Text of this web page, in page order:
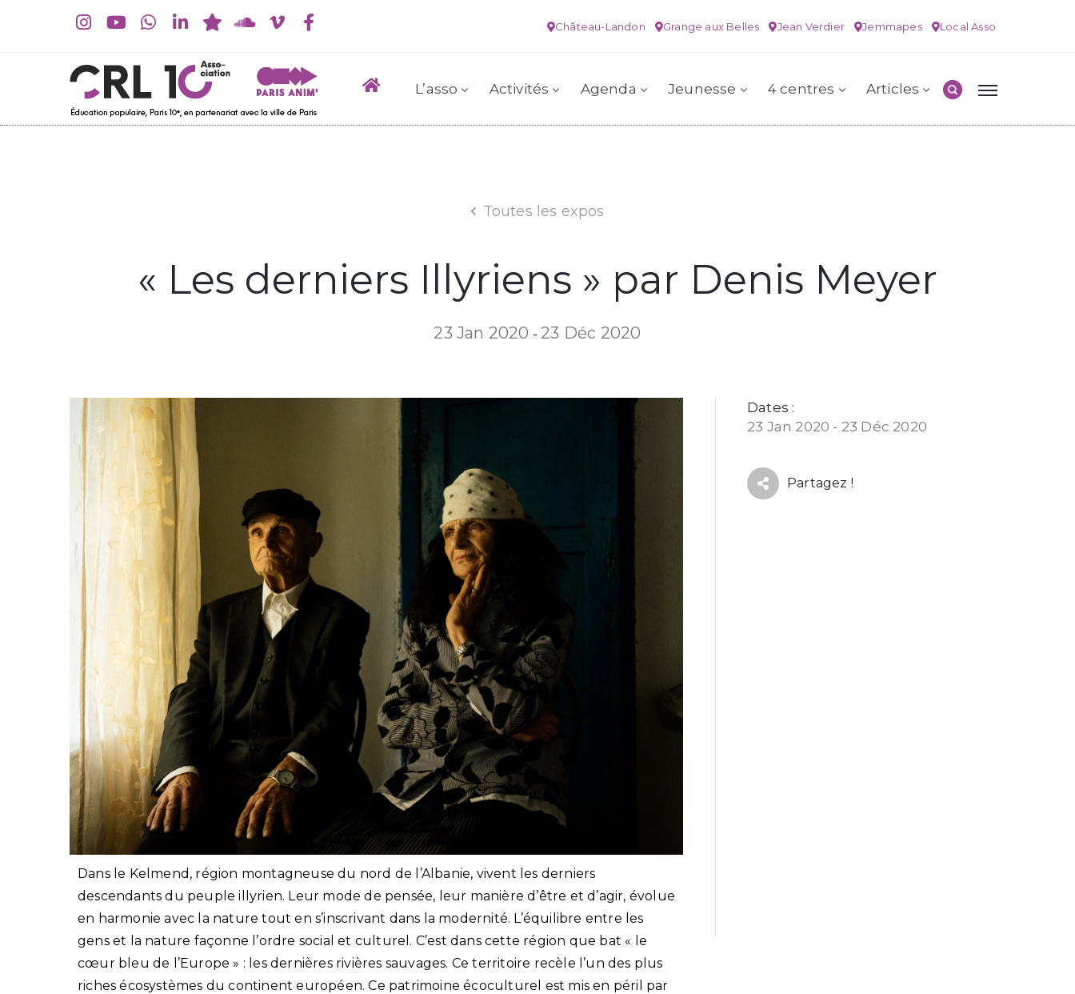
Château-Landon Grange aux Belles Jean Verdier Jemmapes Local Asso
L’asso Activités Agenda Jeunesse 4 centres Articles
Toutes les expos
« Les derniers Illyriens » par Denis Meyer
23 Jan 2020 - 23 Déc 2020
Dans le Kelmend, région montagneuse du nord de l’Albanie, vivent les derniers
descendants du peuple illyrien. Leur mode de pensée, leur manière d’être et d’agir, évolue
en harmonie avec la nature tout en s’inscrivant dans la modernité. L’équilibre entre les
gens et la nature façonne l’ordre social et culturel. C’est dans cette région que bat « le
cœur bleu de l’Europe » : les dernières rivières sauvages. Ce territoire recèle l’un des plus
riches écosystèmes du continent européen. Ce patrimoine écoculturel est mis en péril par
Dates :
23 Jan 2020 - 23 Déc 2020
Partagez !